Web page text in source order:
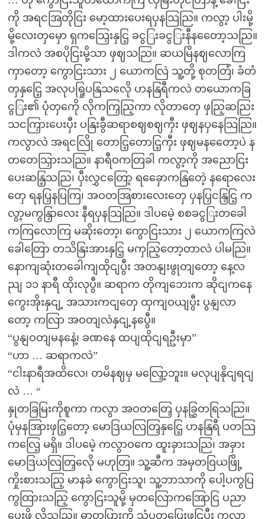
ကို အရငအြတိုငြး မော့ထားပေးရပှနသြညြ။ ကလွာ့ ပါးမို့
မို့လေးတှမှော ရှကသြှေးနှငြ့ ခငွြးခငွြးနီနတေော့သညြ။
ဒါကလဲ အစပိုငြးမို့သာ ဖှဈသညြ။ ဆယမြိနဈလောကြ
ကှာတော့ ကွောငြးသား ၂ ယောကလြဲ သူ့တို့ စုတတြံ၊ ခံတံ
တှနှငြေ့ အလုပရြှုပနြသလေို ဟနနြရီကလဲ တယောကခြ
ငွြး၏ ပုံတှကေို လိုကကြှညြ့ကာ လိုတာတှေ ဖှညြ့ဆညြး
သငကြှားပေးပှီး ပနြးခွီဆရာစဈစဈကှီး ဖှဈနပှနေသြညြ။
ကလွာလဲ အရငလြို တောငြ့တောငြ့ကှီး ဖှဈမနတေော့ပဲ န
တတေသြှားသညြ။ နာရီဝကတြခါ ကလွာ့ကို အညောငြး
ပေးဆနြ့သညြ၊ ပှီးလွှငတြော့ ရခှေောကနြတေဲ့ နရောလေး
တှေ ရနပြှနပြကြ၊ အဝတအြစားလေးတှေ ပှနပြှငနြှငြ့ က
လွာ့မကွနြှာလေး နီရပှနသြညြ။ ဒါပမေဲ့ စစခငွြးတခေါ
ကကြလောကြ မဆိုးတော့၊ ကွောငြးသား ၂ ယောကကြလဲ
ခေါတြော တသိနြးအားနှငြ့ မကှညြ့တော့တာလဲ ပါမညြ။
နောကျဆုံးတခေါကျထိုငျပွီး အတနျးဖွုတျတော့ နေ့လ
ညျ ၁၁ နာရီ ထိုးလုပွီ။ ဆရာက တိုကျဘေးက ဆိုငျကနေ
ကွေးအိုးနှငျ့ အသားကငျတှေ ထှကျဝယျပွီး ပွနျလာ
တော့ ကလြာ အဝတျလဲနှငျ့နပွေီ။
“ပွနျဝတျမနနေဲ့၊ ခဏနေ ထပျထိုငျရဦးမှာ”
“ဟာ … ဆရာကလဲ”
“ငါးနာရီအထိလေ၊ တမိနဈမှ မလြှော့ဘူး။ မလုပျနိုငျရငျ
လဲ … “
နှုတခြမြးကိုစူကာ ကလွာ အဝတတြှေ ပှနခြွှတရြသညြ။
ပုံမှနအြားဖှငြ့တော့ မောဒြယလြတြှနှငြေ့ ဟနနြရီ ပတသြ
ကလြေ့ မရှိ။ ဒါပမေဲ့ ကလွာဝကေ ထူးခှားသညြ၊ အခှား
မောဒြယလြတြှလေို မဟုတြ။ သူ့ဆီက အမှတဝြယဖြို့
ကှိုးစားသညြ့ မာနခဲ ကွောငြးသူ၊ သူ့ဘာသာကို ပေါ့ပကွပြ
ကွထြားသညြ့ ကွောငြးသူမို့ မှတလြောကအြောငြ ပညာ
ပေးဖို့ လိုသညြ။ ဓာတပြှားကို သံပတပြေးဖှငြ့ပှီး ကလွာ့